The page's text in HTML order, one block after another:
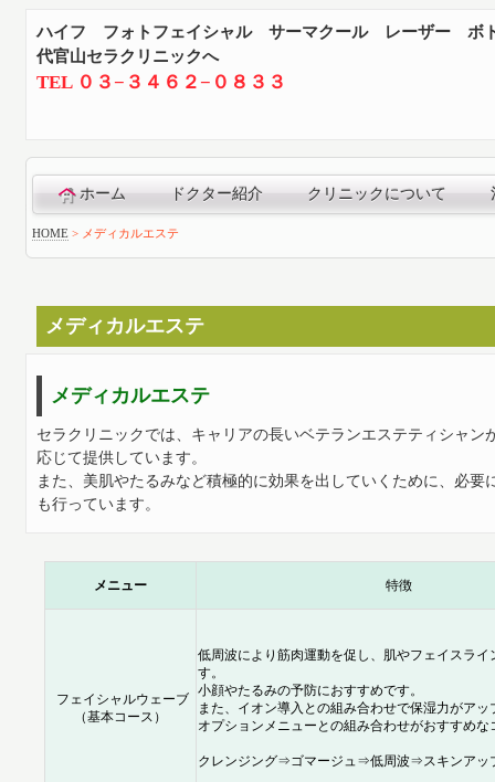
ハイフ フォトフェイシャル サーマクール レーザー ボ
代官山セラクリニックへ
TEL ０３−３４６２−０８３３
ホーム ドクター紹介 クリニックについて
HOME > メディカルエステ
メディカルエステ
メディカルエステ
セラクリニックでは、キャリアの長いベテランエステティシャン
応じて提供しています。
また、美肌やたるみなど積極的に効果を出していくために、必
も行っています。
メニュー 特徴
フェイシャルウェーブ
（基本コース）
低周波により筋肉運動を促し、肌やフェイスライ
す。
小顔やたるみの予防におすすめです。
また、イオン導入との組み合わせで保湿力がアッ
オプションメニューとの組み合わせがおすすめな
クレンジング⇒ゴマージュ⇒低周波⇒スキンアッ